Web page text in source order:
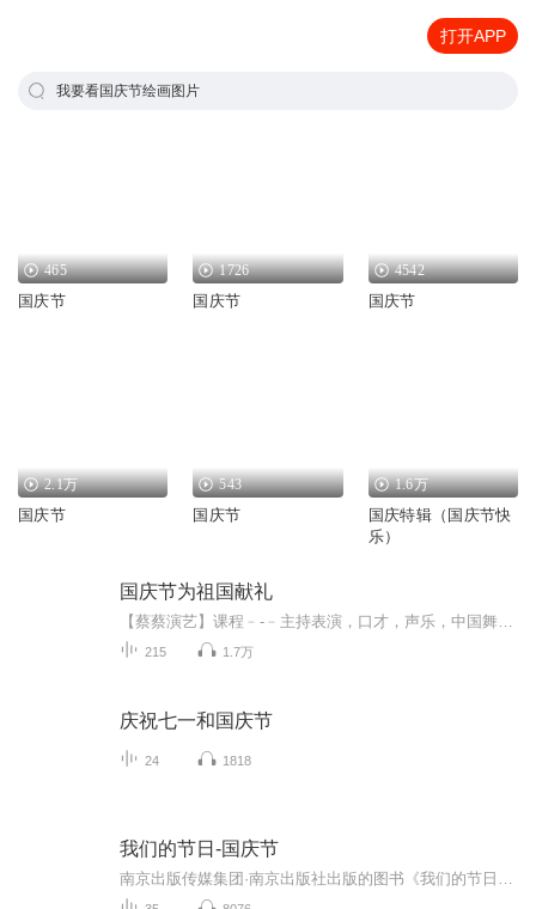
打开APP
我要看国庆节绘画图片
465
国庆节
1726
国庆节
4542
国庆节
2.1万
国庆节
543
国庆节
1.6万
国庆特辑（国庆节快
乐）
国庆节为祖国献礼
215 1.7万
庆祝七一和国庆节
24 1818
我们的节日-国庆节